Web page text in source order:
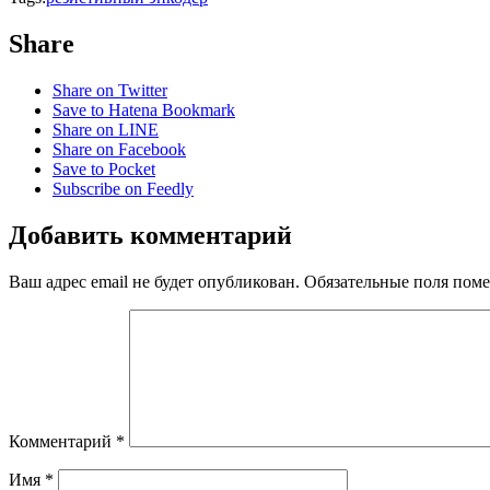
Share
Share on Twitter
Save to Hatena Bookmark
Share on LINE
Share on Facebook
Save to Pocket
Subscribe on Feedly
Добавить комментарий
Ваш адрес email не будет опубликован. Обязательные поля
Комментарий *
Имя *